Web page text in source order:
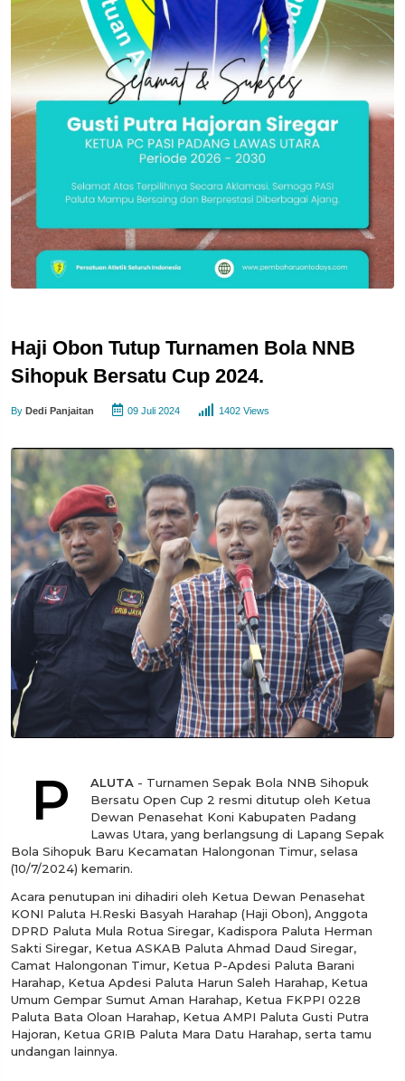
Haji Obon Tutup Turnamen Bola NNB
Sihopuk Bersatu Cup 2024.
By Dedi Panjaitan 09 Juli 2024 1402 Views
P ALUTA - Turnamen Sepak Bola NNB Sihopuk
Bersatu Open Cup 2 resmi ditutup oleh Ketua
Dewan Penasehat Koni Kabupaten Padang
Lawas Utara, yang berlangsung di Lapang Sepak
Bola Sihopuk Baru Kecamatan Halongonan Timur, selasa
(10/7/2024) kemarin.
Acara penutupan ini dihadiri oleh Ketua Dewan Penasehat
KONI Paluta H.Reski Basyah Harahap (Haji Obon), Anggota
DPRD Paluta Mula Rotua Siregar, Kadispora Paluta Herman
Sakti Siregar, Ketua ASKAB Paluta Ahmad Daud Siregar,
Camat Halongonan Timur, Ketua P-Apdesi Paluta Barani
Harahap, Ketua Apdesi Paluta Harun Saleh Harahap, Ketua
Umum Gempar Sumut Aman Harahap, Ketua FKPPI 0228
Paluta Bata Oloan Harahap, Ketua AMPI Paluta Gusti Putra
Hajoran, Ketua GRIB Paluta Mara Datu Harahap, serta tamu
undangan lainnya.